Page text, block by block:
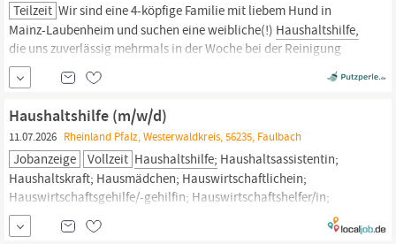
Teilzeit Wir sind eine 4-köpfige Familie mit liebem Hund in
Mainz-Laubenheim und suchen eine weibliche(!) Haushaltshilfe,
die uns zuverlässig mehrmals in der Woche bei der Reinigung
unterstützt. Wir suchen jemanden, der uns über die allgemeine
Grundreinigung hinaus hilft und auch in allen Ecken und unterm
Bett sauber macht, alle Türen abwischt, den Müll...
Haushaltshilfe (m/w/d)
11.07.2026 Rheinland Pfalz, Westerwaldkreis, 56235, Faulbach
Jobanzeige Vollzeit Haushaltshilfe; Haushaltsassistentin;
Haushaltskraft; Hausmädchen; Hauswirtschaftlichein;
Hauswirtschaftsgehilfe/-gehilfin; Hauswirtschaftshelfer/in;
Hauswirtschaftshilfskraft; Hauswirtschaftskraft;
Hauswirtschaftsmitarbeiter/in; Housekeeping-Mitarbeiter/in